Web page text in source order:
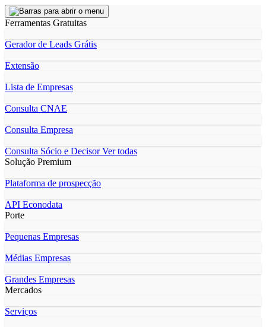
Ferramentas Gratuitas
Gerador de Leads Grátis
Extensão
Lista de Empresas
Consulta CNAE
Consulta Empresa
Consulta Sócio e DecisorVer todas
Solução Premium
Plataforma de prospecção
API Econodata
Porte
Pequenas Empresas
Médias Empresas
Grandes Empresas
Mercados
Serviços